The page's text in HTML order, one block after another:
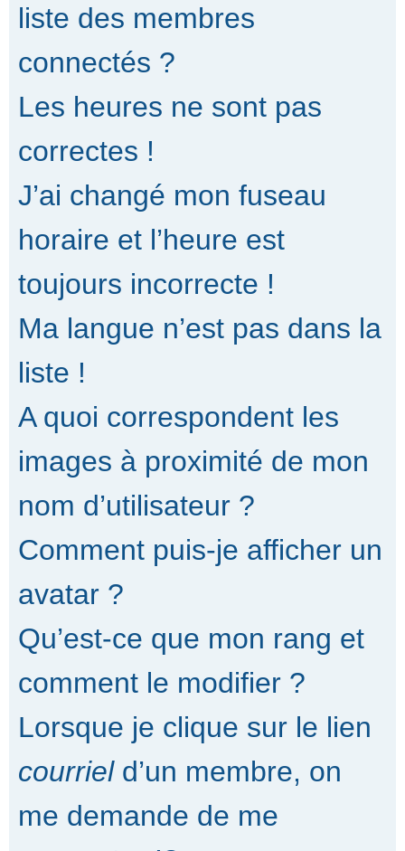
liste des membres
connectés ?
Les heures ne sont pas
correctes !
J’ai changé mon fuseau
horaire et l’heure est
toujours incorrecte !
Ma langue n’est pas dans la
liste !
A quoi correspondent les
images à proximité de mon
nom d’utilisateur ?
Comment puis-je afficher un
avatar ?
Qu’est-ce que mon rang et
comment le modifier ?
Lorsque je clique sur le lien
courrield’un membre, on
me demande de me